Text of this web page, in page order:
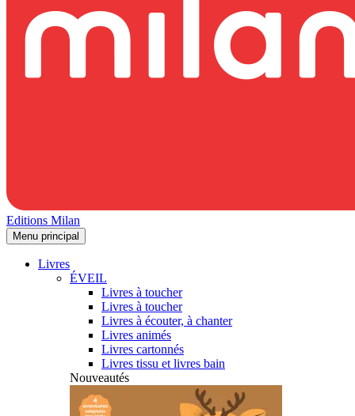
Editions Milan
Menu principal
Livres
ÉVEIL
Livres à toucher
Livres à toucher
Livres à écouter, à chanter
Livres animés
Livres cartonnés
Livres tissu et livres bain
Nouveautés